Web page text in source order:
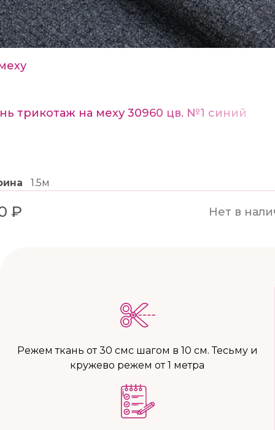
трикотаж на меху 30960 цв. №1 синий
1.5м
₽ Нет в
Режем ткань от 30 смс шагом в 10 см. Тесьму и
кружево режем от 1 метра